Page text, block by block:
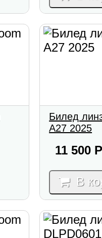
Билед
A27 2025
11 500
В